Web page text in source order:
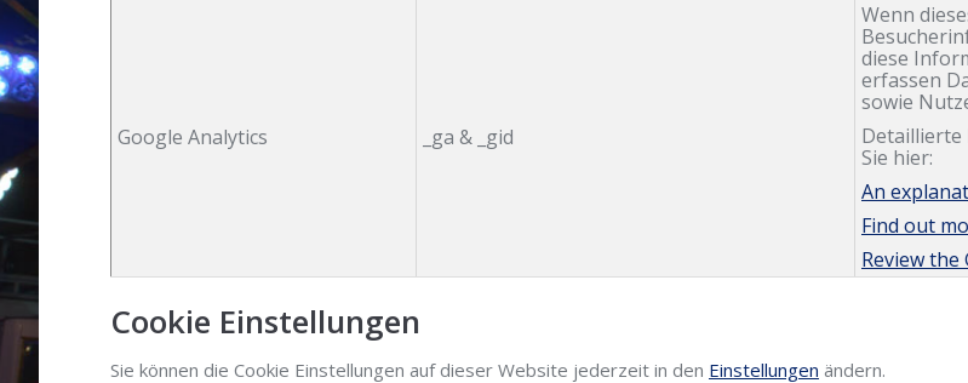
Google Analytics _ga & _gid
Wenn
diese
erfassen
sowie
Detaillierte
Sie hier:
An
Find out
Review the
Cookie Einstellungen
Sie können die Cookie Einstellungen auf dieser Website jederzeit in den Einstellungen ändern.